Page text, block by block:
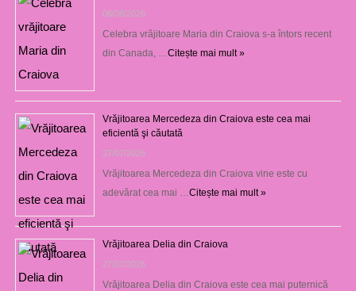
06/08/2026
Celebra vrăjitoare Maria din Craiova s-a întors recent
din Canada, … Citește mai mult »
Vrăjitoarea Mercedeza din Craiova este cea mai
eficientă şi căutată
27/07/2026
Vrăjitoarea Mercedeza din Craiova vine este cu
adevărat cea mai … Citește mai mult »
Vrăjitoarea Delia din Craiova
27/07/2026
Vrăjitoarea Delia din Craiova este cea mai puternică